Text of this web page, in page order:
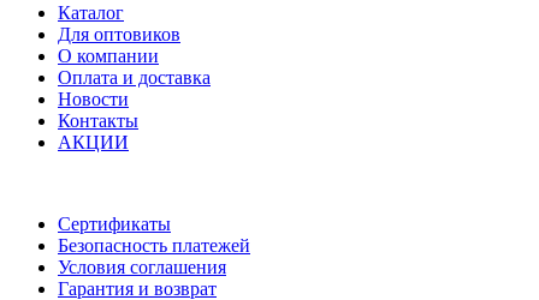
Каталог
Для оптовиков
О компании
Оплата и доставка
Новости
Контакты
АКЦИИ
Сертификаты
Безопасность платежей
Условия соглашения
Гарантия и возврат